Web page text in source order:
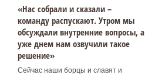
«Нас собрали и сказали –
команду распускают. Утром мы
обсуждали внутренние вопросы, а
уже днем нам озвучили такое
решение»
Сейчас наши борцы и славят и